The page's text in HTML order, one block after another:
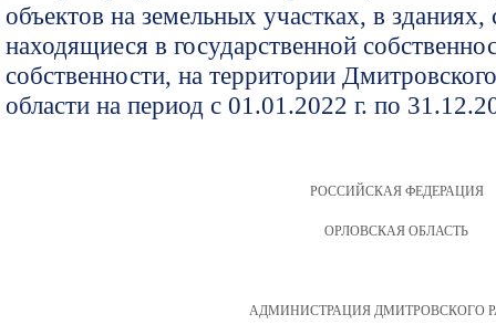
объектов на земельных участках, в
находящиеся в государственной
собственности, на территории
области на период с 01.01.2022 г. по
РОССИЙСКАЯ ФЕДЕРАЦИЯ
ОРЛОВСКАЯ ОБЛАСТЬ
АДМИНИСТРАЦИЯ ДМИТРОВСКОГО